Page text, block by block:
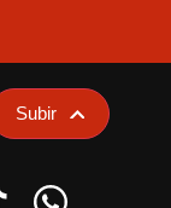
Subir